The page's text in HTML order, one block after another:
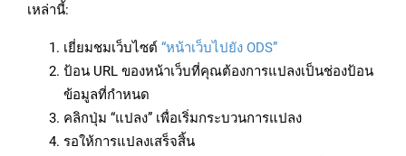
เหล่านี้:
เยี่ยมชมเว็บไซต์ “หน้าเว็บไปยัง ODS”
ป้อน URL ของหน้าเว็บที่คุณต้องการแปลงเป็นช่องป้อน
ข้อมูลที่กำหนด
คลิกปุ่ม “แปลง” เพื่อเริ่มกระบวนการแปลง
รอให้การแปลงเสร็จสิ้น